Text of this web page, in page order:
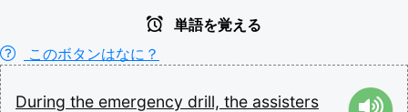
単語を覚える
このボタンはなに？
During the emergency drill, the assisters